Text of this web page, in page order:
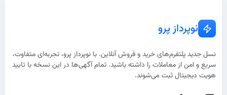
نوپرداز پرو
نسل جدید پلتفرم‌های خرید و فروش آنلاین. با نوپرداز پرو، تجربه‌ای متفاوت،
سریع و امن از معاملات را داشته باشید. تمام آگهی‌ها در این نسخه با تایید
هویت دیجیتال ثبت می‌شوند.